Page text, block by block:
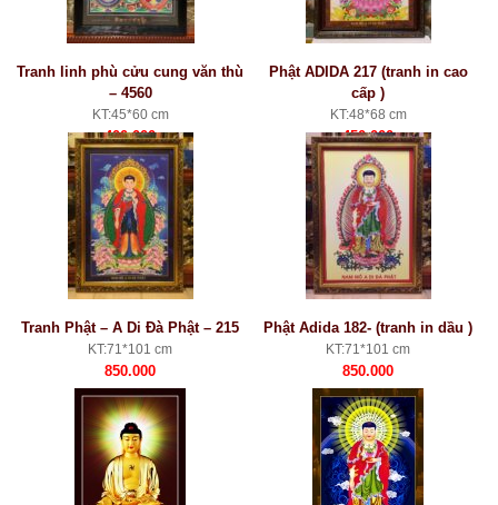
Tranh linh phù cửu cung văn thù
– 4560
KT:45*60 cm
400.000
Phật ADIDA 217 (tranh in cao
cấp )
KT:48*68 cm
450.000
Tranh Phật – A Di Đà Phật – 215
KT:71*101 cm
850.000
Phật Adida 182- (tranh in dầu )
KT:71*101 cm
850.000